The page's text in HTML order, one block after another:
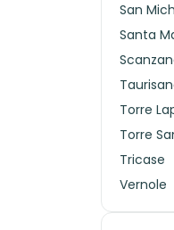
San
Santa
Torre
Torre
Tricase
Vernole